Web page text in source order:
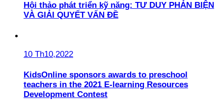
Hội thảo phát triển kỹ năng: TƯ DUY PHẢN BIỆN
VÀ GIẢI QUYẾT VẤN ĐỀ
10 Th10,2022
KidsOnline sponsors awards to preschool
teachers in the 2021 E-learning Resources
Development Contest